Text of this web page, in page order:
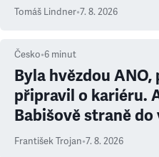
prioritu
Tomáš Lindner•7. 8. 2026
Česko•6 minut
Byla hvězdou ANO,
připravil o kariéru.
Babišově straně do
František Trojan•7. 8. 2026